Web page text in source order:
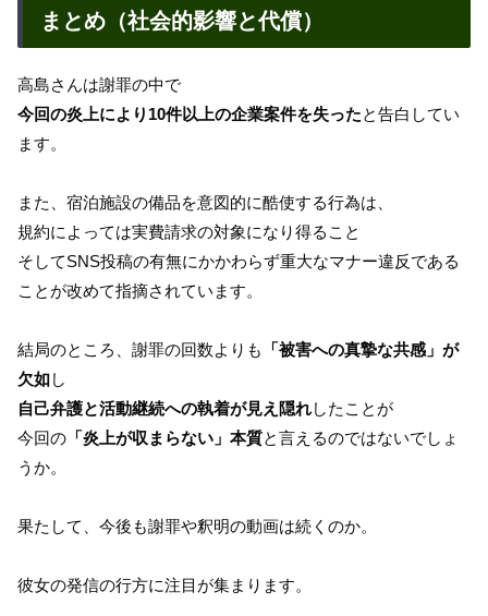
まとめ（社会的影響と代償）
高島さんは謝罪の中で
今回の炎上により10件以上の企業案件を失ったと告白してい
ます。
また、宿泊施設の備品を意図的に酷使する行為は、
規約によっては実費請求の対象になり得ること
そしてSNS投稿の有無にかかわらず重大なマナー違反である
ことが改めて指摘されています。
結局のところ、謝罪の回数よりも
「被害への真摯な共感」が
欠如し
自己弁護と活動継続への執着が見え隠れしたことが
今回の 「炎上が収まらない」本質と言えるのではないでしょ
うか。
果たして、今後も謝罪や釈明の動画は続くのか。
彼女の発信の行方に注目が集まります。